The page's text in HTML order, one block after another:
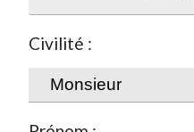
Civilité :